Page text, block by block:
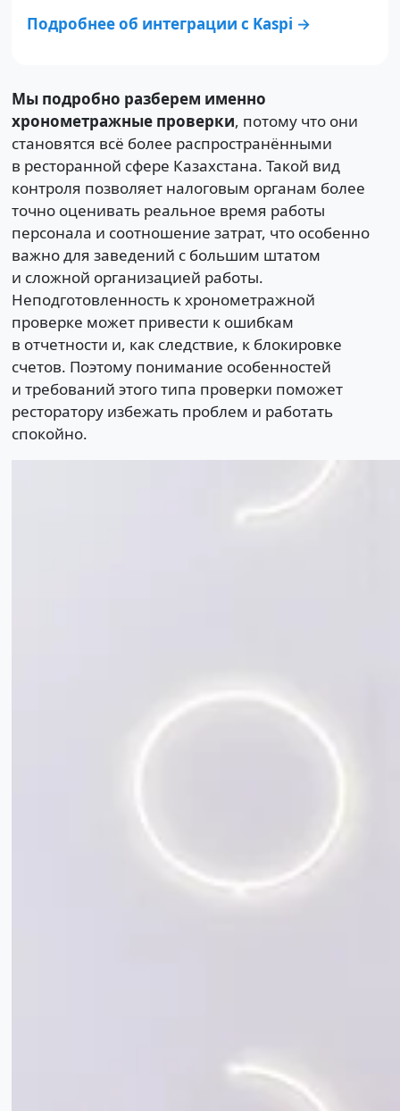
Подробнее об интеграции с Kaspi →
Мы подробно разберем именно
хронометражные проверки, потому что они
становятся всё более распространёнными
в ресторанной сфере Казахстана. Такой вид
контроля позволяет налоговым органам более
точно оценивать реальное время работы
персонала и соотношение затрат, что особенно
важно для заведений с большим штатом
и сложной организацией работы.
Неподготовленность к хронометражной
проверке может привести к ошибкам
в отчетности и, как следствие, к блокировке
счетов. Поэтому понимание особенностей
и требований этого типа проверки поможет
ресторатору избежать проблем и работать
спокойно.